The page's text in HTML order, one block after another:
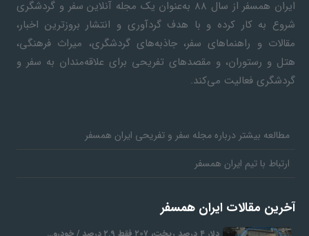
ایران همسفر
از سال ۸۸ به‎‌عنوان یک مجله آنلاین سفر و گردشگری
شروع به کار کرده و با هدف گردآوری و انتشار بروزترین اخبار،
مقالات و راهنماهای سفر، جاذبه‌های گردشگری، میراث فرهنگی،
هتل و رستوران، و مقصدهای تفریحی برای علاقه‌مندان به سفر و
گردشگری فعالیت می‌کند.
مطالعه بیشتر درباره مجله سفر و تفریحی ایران همسفر
ارتباط با تیم ایران همسفر
آخرین مقالات ایران همسفر
دلار ۴ درصد ریخت، ۲۰۷ فقط ۲.۹ درصد / خودرو…